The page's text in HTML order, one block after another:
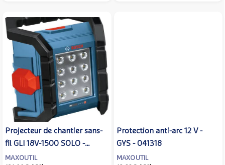
Projecteur de chantier sans-
fil GLI 18V-1500 SOLO -
BOSCH - sans batterie, ni
MAXOUTIL
Protection anti-arc 12 V -
GYS - 041318
MAXOUTIL